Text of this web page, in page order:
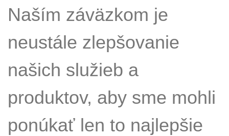
Naším záväzkom je
neustále zlepšovanie
našich služieb a
produktov, aby sme mohli
ponúkať len to najlepšie